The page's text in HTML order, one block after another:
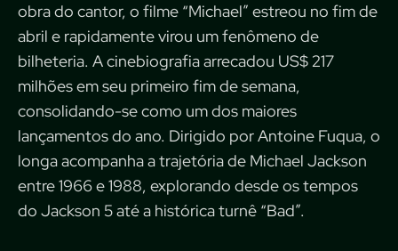
obra do cantor, o filme “Michael” estreou no fim de
abril e rapidamente virou um fenômeno de
bilheteria. A cinebiografia arrecadou US$ 217
milhões em seu primeiro fim de semana,
consolidando-se como um dos maiores
lançamentos do ano. Dirigido por Antoine Fuqua, o
longa acompanha a trajetória de Michael Jackson
entre 1966 e 1988, explorando desde os tempos
do Jackson 5 até a histórica turnê “Bad”.